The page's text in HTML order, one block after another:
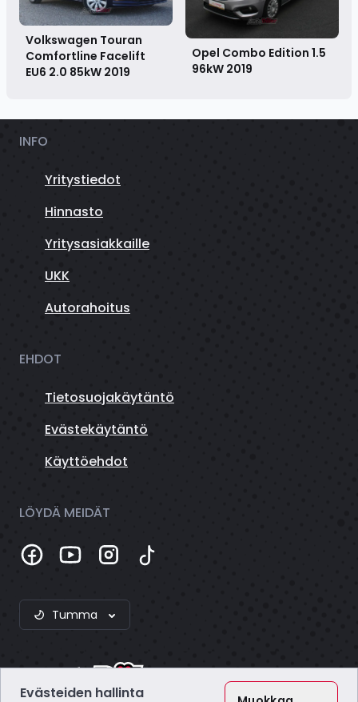
Volkswagen Touran
Comfortline Facelift
EU6 2.0 85kW 2019
Opel Combo Edition 1.5
96kW 2019
INFO
Yritystiedot
Hinnasto
Yritysasiakkaille
UKK
Autorahoitus
EHDOT
Tietosuojakäytäntö
Evästekäytäntö
Käyttöehdot
LÖYDÄ MEIDÄT
Tumma
Evästeiden hallinta